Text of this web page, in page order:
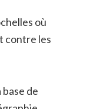
où
contre les
de